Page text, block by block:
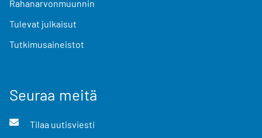
Rahanarvonmuunnin
Tulevat julkaisut
Tutkimusaineistot
Seuraa meitä
Tilaa uutisviesti